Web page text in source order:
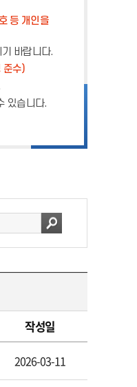
등 개인을
바랍니다.
준수)
있습니다.
작성일
2026-03-11